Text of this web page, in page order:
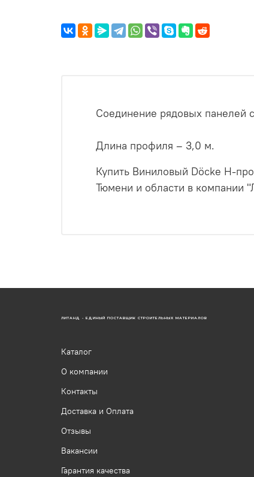
Соединение рядовых панелей
Длина профиля – 3,0 м.
Купить Виниловый Döcke Н-
Тюмени и области в компании
ЛИТАНД - ЕДИНЫЙ ПОСТАВЩИК СТРОИТЕЛЬНЫХ МАТЕРИАЛОВ
Каталог
О компании
Контакты
Доставка и Оплата
Отзывы
Вакансии
Гарантия качества